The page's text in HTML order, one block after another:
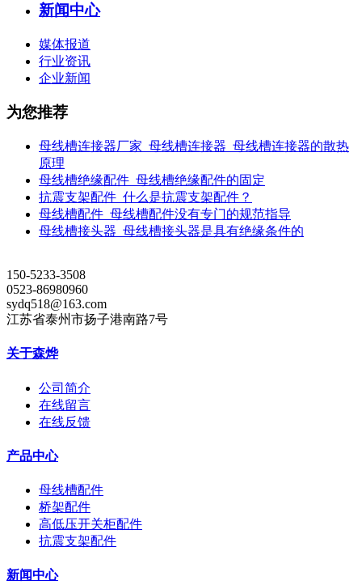
新闻中心
媒体报道
行业资讯
企业新闻
为您推荐
母线槽连接器厂家_母线槽连接器_母线槽连接器的散热
原理
母线槽绝缘配件_母线槽绝缘配件的固定
抗震支架配件_什么是抗震支架配件？
母线槽配件_母线槽配件没有专门的规范指导
母线槽接头器_母线槽接头器是具有绝缘条件的
150-5233-3508
0523-86980960
sydq518@163.com
江苏省泰州市扬子港南路7号
关于森烨
公司简介
在线留言
在线反馈
产品中心
母线槽配件
桥架配件
高低压开关柜配件
抗震支架配件
新闻中心